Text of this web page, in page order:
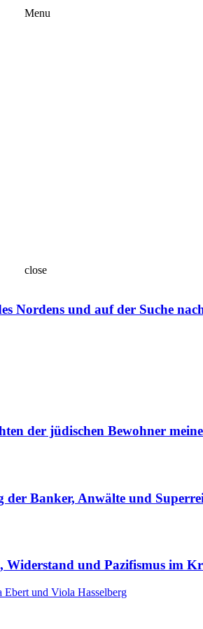
Menu
close
Nordens und auf der Suche
der jüdischen Bewohner
der Banker, Anwälte und
Widerstand und Pazifismus im
und Viola Hasselberg